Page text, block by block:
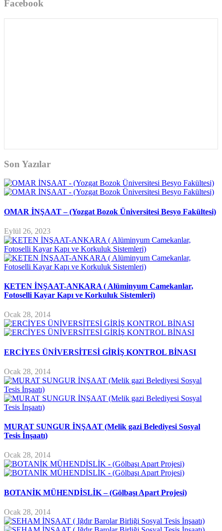
Facebook
Son Yazılar
OMAR İNŞAAT – (Yozgat Bozok Üniversitesi Besyo Fakültesi)
Eylül 26, 2023
KETEN İNŞAAT-ANKARA ( Alüminyum Camekanlar,
Fotoselli Kayar Kapı ve Korkuluk Sistemleri)
Ocak 28, 2014
ERCİYES ÜNİVERSİTESİ GİRİŞ KONTROL BİNASI
Ocak 28, 2014
MURAT SUNGUR İNŞAAT (Melik gazi Belediyesi Sosyal
Tesis İnşaatı)
Ocak 28, 2014
BOTANİK MÜHENDİSLİK – (Gölbaşı Apart Projesi)
Ocak 28, 2014